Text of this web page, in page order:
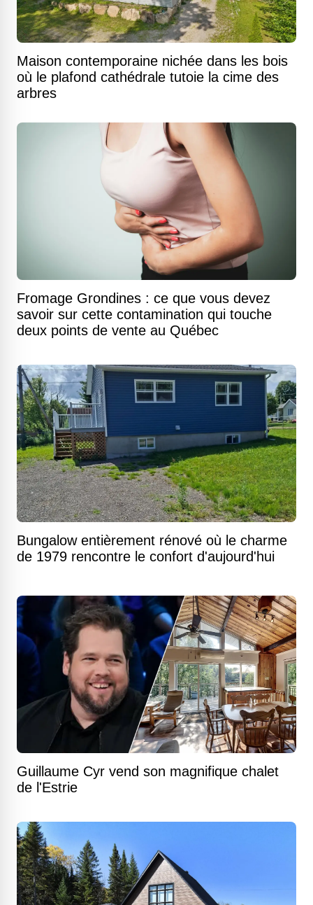
Maison contemporaine nichée dans les bois
où le plafond cathédrale tutoie la cime des
arbres
Fromage Grondines : ce que vous devez
savoir sur cette contamination qui touche
deux points de vente au Québec
Bungalow entièrement rénové où le charme
de 1979 rencontre le confort d'aujourd'hui
Guillaume Cyr vend son magnifique chalet
de l'Estrie